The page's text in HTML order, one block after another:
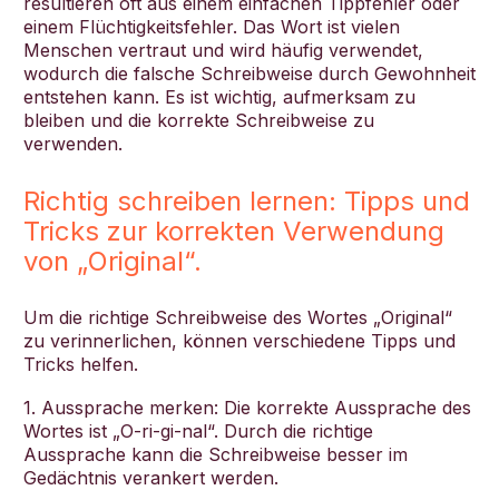
einem Flüchtigkeitsfehler. Das Wort ist vielen
Menschen vertraut und wird häufig verwendet,
wodurch die falsche Schreibweise durch Gewohnheit
entstehen kann. Es ist wichtig, aufmerksam zu
bleiben und die korrekte Schreibweise zu
verwenden.
Richtig schreiben lernen: Tipps und
Tricks zur korrekten Verwendung
von „Original“.
Um die richtige Schreibweise des Wortes „Original“
zu verinnerlichen, können verschiedene Tipps und
Tricks helfen.
1. Aussprache merken: Die korrekte Aussprache des
Wortes ist „O-ri-gi-nal“. Durch die richtige
Aussprache kann die Schreibweise besser im
Gedächtnis verankert werden.